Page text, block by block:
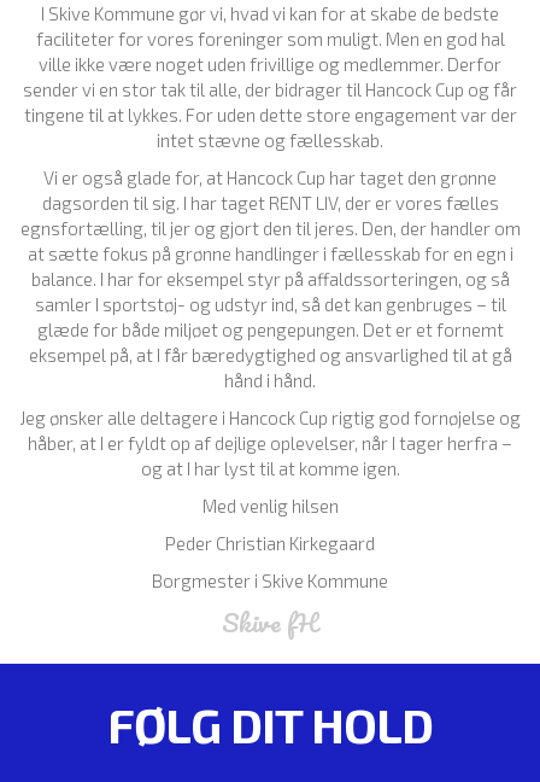
I Skive Kommune gør vi, hvad vi kan for at skabe de bedste
faciliteter for vores foreninger som muligt. Men en god hal
ville ikke være noget uden frivillige og medlemmer. Derfor
sender vi en stor tak til alle, der bidrager til Hancock Cup og får
tingene til at lykkes. For uden dette store engagement var der
intet stævne og fællesskab.
Vi er også glade for, at Hancock Cup har taget den grønne
dagsorden til sig. I har taget RENT LIV, der er vores fælles
egnsfortælling, til jer og gjort den til jeres. Den, der handler om
at sætte fokus på grønne handlinger i fællesskab for en egn i
balance. I har for eksempel styr på affaldssorteringen, og så
samler I sportstøj- og udstyr ind, så det kan genbruges – til
glæde for både miljøet og pengepungen. Det er et fornemt
eksempel på, at I får bæredygtighed og ansvarlighed til at gå
hånd i hånd.
Jeg ønsker alle deltagere i Hancock Cup rigtig god fornøjelse og
håber, at I er fyldt op af dejlige oplevelser, når I tager herfra –
og at I har lyst til at komme igen.
Med venlig hilsen
Peder Christian Kirkegaard
Borgmester i Skive Kommune
Skive fH
FØLG DIT HOLD